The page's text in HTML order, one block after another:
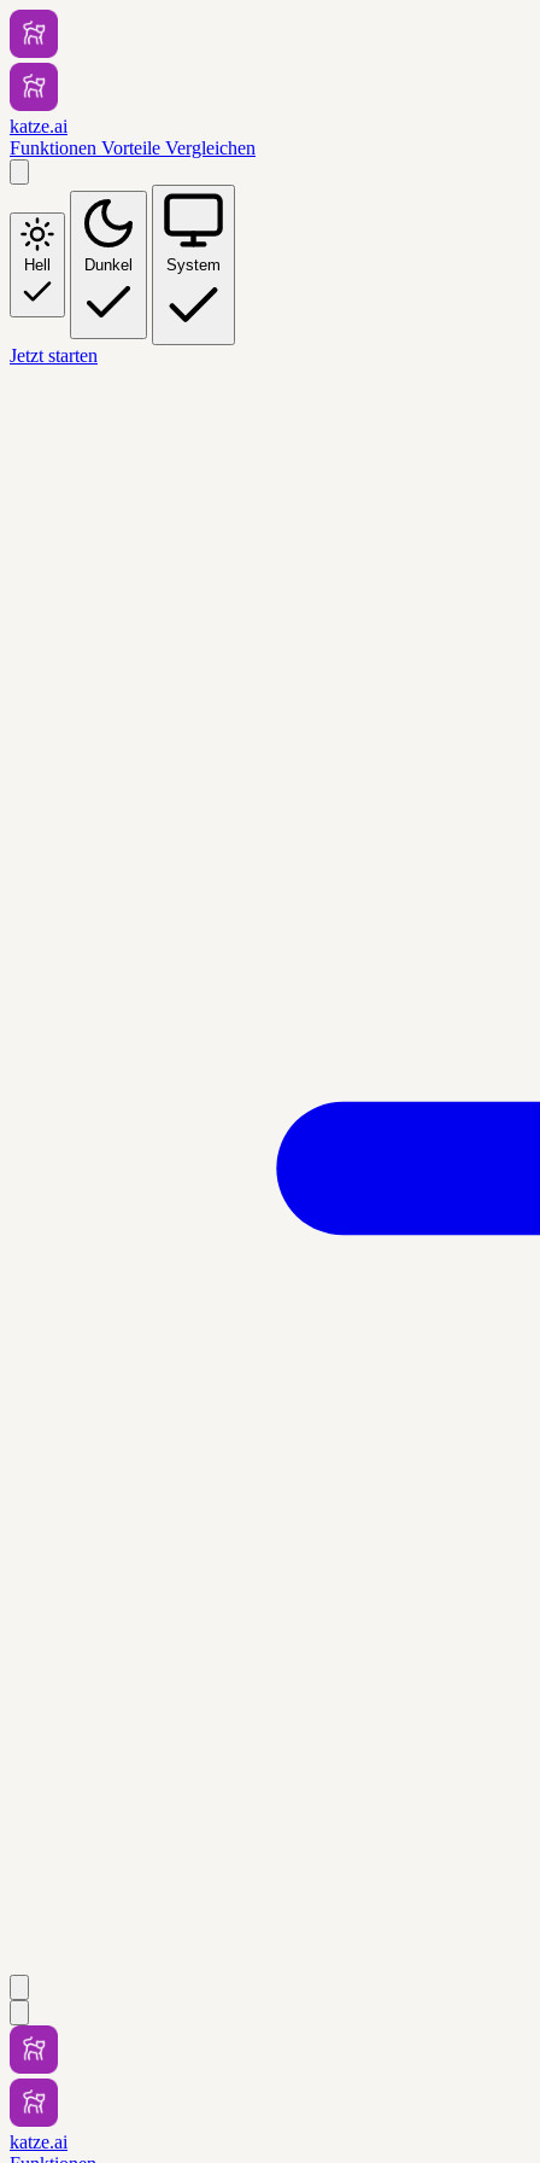
katze.ai
Funktionen Vorteile Vergleichen
Hell Dunkel System
Jetzt starten
katze.ai